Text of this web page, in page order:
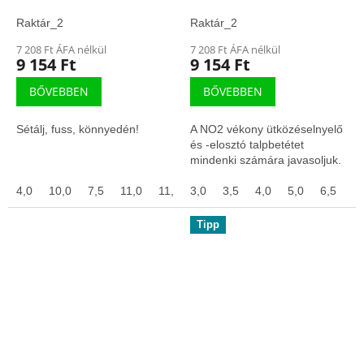
Raktár_2
7 208 Ft ÁFA nélkül
9 154 Ft
BŐVEBBEN
Sétálj, fuss, könnyedén!
4,0 10,0 7,5 11,0 11,5 8,0 4,5 5,5 6,0 7,0
Raktár_2
7 208 Ft ÁFA nélkül
9 154 Ft
BŐVEBBEN
A NO2 vékony ütközéselnyelő
és -elosztó talpbetétet
mindenki számára javasoljuk.
3,0 3,5 4,0 5,0 6,5
Tipp